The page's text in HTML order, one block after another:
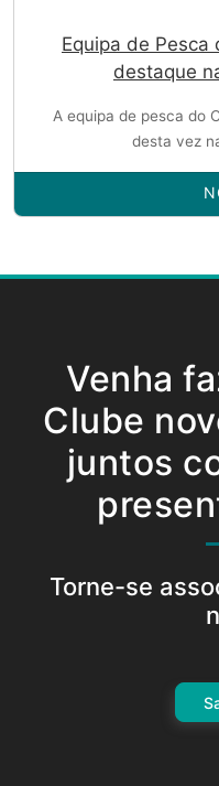
Equipa de Pesca
destaque
A equipa de pesca do
desta vez
Venha
Clube
juntos
Torne-se